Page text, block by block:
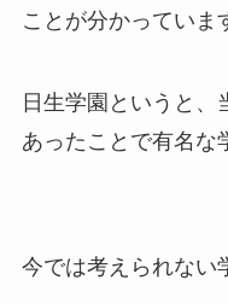
ことが分かっていま
日生学園というと、
あったことで有名な
今では考えられない